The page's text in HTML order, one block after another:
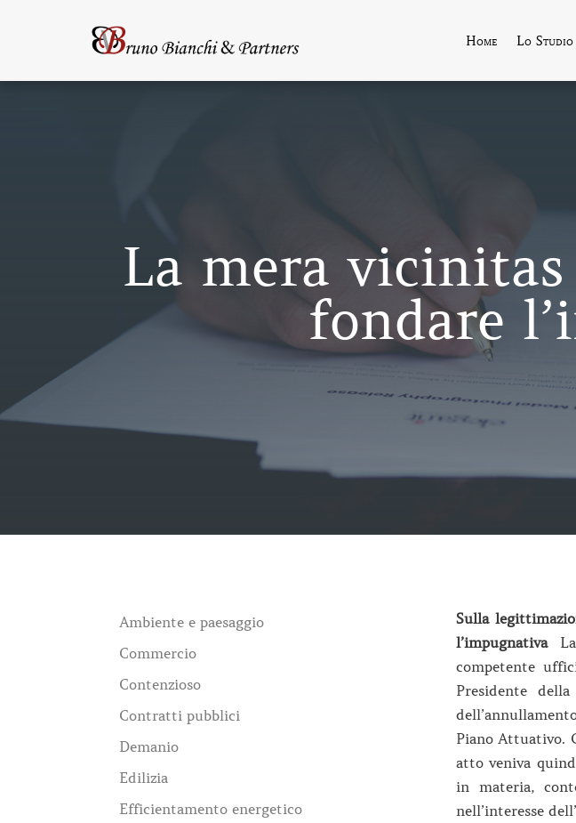
Home Lo Studio
La mera
fondare
Ambiente e paesaggio
Commercio
Contenzioso
Contratti pubblici
Demanio
Edilizia
Efficientamento energetico
Sulla
l’impugnativa
competente
Presidente
Piano Attuativo.
atto veniva
in materia,
nell’interesse